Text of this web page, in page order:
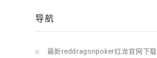
导航
最新reddragonpoker红龙官网下载